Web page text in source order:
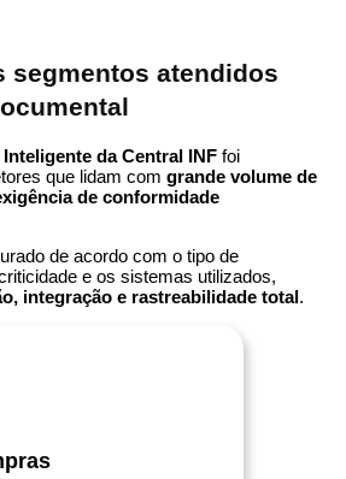
segmentos atendidos
da Central INF foi
que lidam com grande volume de
de conformidade
de acordo com o tipo de
e os sistemas utilizados,
integração e rastreabilidade total.